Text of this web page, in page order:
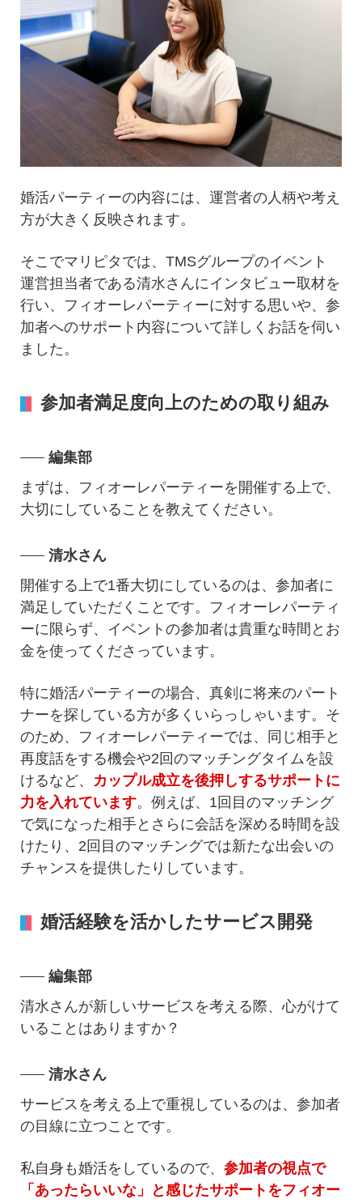
婚活パーティーの内容には、運営者の人柄や考え
方が大きく反映されます。
そこでマリピタでは、TMSグループのイベント
運営担当者である清水さんにインタビュー取材を
行い、フィオーレパーティーに対する思いや、参
加者へのサポート内容について詳しくお話を伺い
ました。
参加者満足度向上のための取り組み
編集部
まずは、フィオーレパーティーを開催する上で、
大切にしていることを教えてください。
清水さん
開催する上で1番大切にしているのは、参加者に
満足していただくことです。フィオーレパーティ
ーに限らず、イベントの参加者は貴重な時間とお
金を使ってくださっています。
特に婚活パーティーの場合、真剣に将来のパート
ナーを探している方が多くいらっしゃいます。そ
のため、フィオーレパーティーでは、同じ相手と
再度話をする機会や2回のマッチングタイムを設
けるなど、 カップル成立を後押しするサポートに
力を入れています。例えば、1回目のマッチング
で気になった相手とさらに会話を深める時間を設
けたり、2回目のマッチングでは新たな出会いの
チャンスを提供したりしています。
婚活経験を活かしたサービス開発
編集部
清水さんが新しいサービスを考える際、心がけて
いることはありますか？
清水さん
サービスを考える上で重視しているのは、参加者
の目線に立つことです。
私自身も婚活をしているので、参加者の視点で
「あったらいいな」と感じたサポートをフィオー